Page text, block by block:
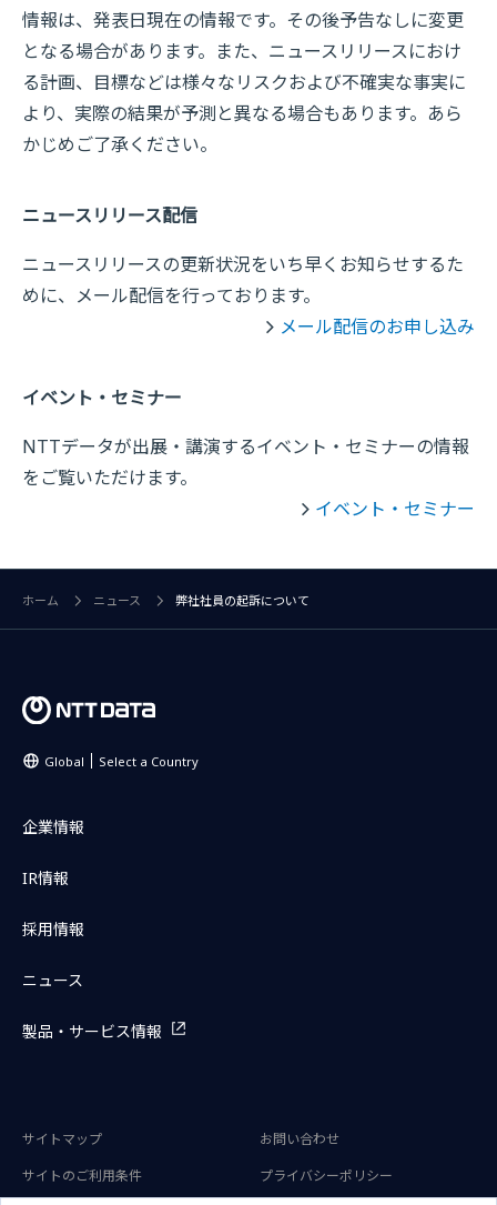
情報は、発表日現在の情報です。その後予告なしに変更
となる場合があります。また、ニュースリリースにおけ
る計画、目標などは様々なリスクおよび不確実な事実に
より、実際の結果が予測と異なる場合もあります。あら
かじめご了承ください。
ニュースリリース配信
ニュースリリースの更新状況をいち早くお知らせするた
めに、メール配信を行っております。
メール配信のお申し込み
イベント・セミナー
NTTデータが出展・講演するイベント・セミナーの情報
をご覧いただけます。
イベント・セミナー
ホーム ニュース 弊社社員の起訴について
Global Select a Country
企業情報
IR情報
採用情報
ニュース
製品・サービス情報
サイトマップ
お問い合わせ
サイトのご利用条件
プライバシーポリシー